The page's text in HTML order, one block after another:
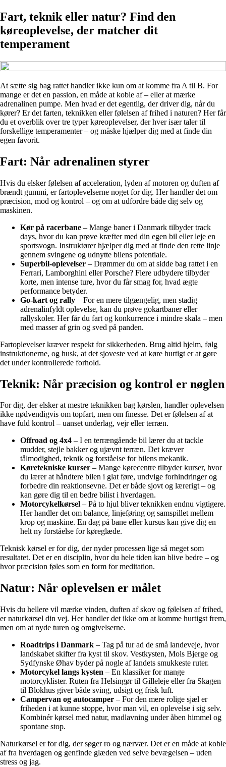
Fart, teknik eller natur? Find den
køreoplevelse, der matcher dit
temperament
At sætte sig bag rattet handler ikke kun om at komme fra A til B. For
mange er det en passion, en måde at koble af – eller at mærke
adrenalinen pumpe. Men hvad er det egentlig, der driver dig, når du
kører? Er det farten, teknikken eller følelsen af frihed i naturen? Her får
du et overblik over tre typer køreoplevelser, der hver især taler til
forskellige temperamenter – og måske hjælper dig med at finde din
egen favorit.
Fart: Når adrenalinen styrer
Hvis du elsker følelsen af acceleration, lyden af motoren og duften af
brændt gummi, er fartoplevelserne noget for dig. Her handler det om
præcision, mod og kontrol – og om at udfordre både dig selv og
maskinen.
Kør på racerbane – Mange baner i Danmark tilbyder track
days, hvor du kan prøve kræfter med din egen bil eller leje en
sportsvogn. Instruktører hjælper dig med at finde den rette linje
gennem svingene og udnytte bilens potentiale.
Superbil-oplevelser – Drømmer du om at sidde bag rattet i en
Ferrari, Lamborghini eller Porsche? Flere udbydere tilbyder
korte, men intense ture, hvor du får smag for, hvad ægte
performance betyder.
Go-kart og rally – For en mere tilgængelig, men stadig
adrenalinfyldt oplevelse, kan du prøve gokartbaner eller
rallyskoler. Her får du fart og konkurrence i mindre skala – men
med masser af grin og sved på panden.
Fartoplevelser kræver respekt for sikkerheden. Brug altid hjelm, følg
instruktionerne, og husk, at det sjoveste ved at køre hurtigt er at gøre
det under kontrollerede forhold.
Teknik: Når præcision og kontrol er nøglen
For dig, der elsker at mestre teknikken bag kørslen, handler oplevelsen
ikke nødvendigvis om topfart, men om finesse. Det er følelsen af at
have fuld kontrol – uanset underlag, vejr eller terræn.
Offroad og 4x4 – I en terrængående bil lærer du at tackle
mudder, stejle bakker og ujævnt terræn. Det kræver
tålmodighed, teknik og forståelse for bilens mekanik.
Køretekniske kurser – Mange kørecentre tilbyder kurser, hvor
du lærer at håndtere bilen i glat føre, undvige forhindringer og
forbedre din reaktionsevne. Det er både sjovt og lærerigt – og
kan gøre dig til en bedre bilist i hverdagen.
Motorcykelkørsel – På to hjul bliver teknikken endnu vigtigere.
Her handler det om balance, linjeføring og samspillet mellem
krop og maskine. En dag på bane eller kursus kan give dig en
helt ny forståelse for køreglæde.
Teknisk kørsel er for dig, der nyder processen lige så meget som
resultatet. Det er en disciplin, hvor du hele tiden kan blive bedre – og
hvor præcision føles som en form for meditation.
Natur: Når oplevelsen er målet
Hvis du hellere vil mærke vinden, duften af skov og følelsen af frihed,
er naturkørsel din vej. Her handler det ikke om at komme hurtigst frem,
men om at nyde turen og omgivelserne.
Roadtrips i Danmark – Tag på tur ad de små landeveje, hvor
landskabet skifter fra kyst til skov. Vestkysten, Mols Bjerge og
Sydfynske Øhav byder på nogle af landets smukkeste ruter.
Motorcykel langs kysten – En klassiker for mange
motorcyklister. Ruten fra Helsingør til Gilleleje eller fra Skagen
til Blokhus giver både sving, udsigt og frisk luft.
Campervan og autocamper – For den mere rolige sjæl er
friheden i at kunne stoppe, hvor man vil, en oplevelse i sig selv.
Kombinér kørsel med natur, madlavning under åben himmel og
spontane stop.
Naturkørsel er for dig, der søger ro og nærvær. Det er en måde at koble
af fra hverdagen og genfinde glæden ved selve bevægelsen – uden
stress og jag.